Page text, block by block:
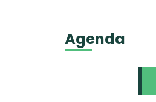
Agenda